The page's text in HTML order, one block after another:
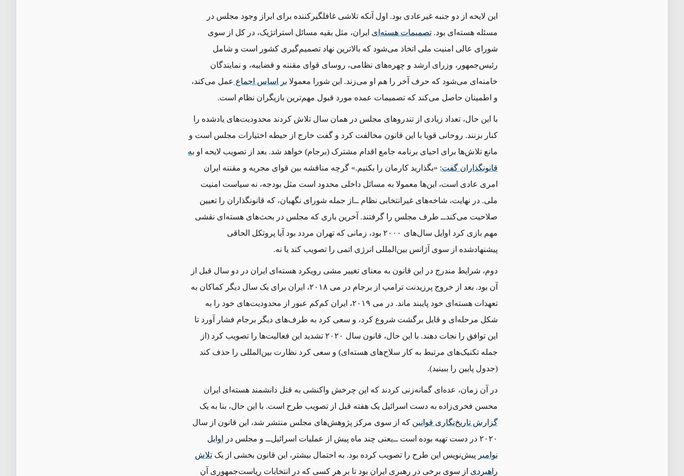
این لایحه از دو جنبه غیرعادی بود. اول آنکه تلاشی غافلگیرکننده برای ابراز وجود مجلس در
مسئله هسته‌ای بود.تصمیمات هسته‌ای ایران، مثل بقیه مسائل استراتژیک، در کل از سوی
شورای عالی امنیت ملی اتخاذ می‌شود که بالاترین نهاد تصمیم‌گیری کشور است و شامل
رئیس‌جمهور، وزرای ارشد و چهره‌های نظامی، روسای قوای مقننه و قضاییه، و نمایندگان
خامنه‌ای می‌شود که حرف آخر را هم او می‌زند. این شورا معمولا بر اساس اجماع عمل می‌کند،
و اطمینان حاصل می‌کند که تصمیمات عمده مورد قبول مهم‌ترین بازیگران نظام است.
با این ‌حال، تعداد زیادی از تندروهای مجلس در همان سال تلاش کردند محدودیت‌های یادشده را
کنار بزنند. روحانی قویا با این قانون مخالفت کرد و گفت خارج از حیطه اختیارات مجلس است و
مانع تلاش‌ها برای احیای برنامه جامع اقدام مشترک (برجام) خواهد شد. بعد از تصویب لایحه او به
قانونگذاران گفت: «بگذارید کارمان را بکنیم.» گرچه مناقشه بین قوای مجریه و مقننه ایران
امری عادی است، این‌ها معمولا به مسائل داخلی محدود است مثل بودجه‌، نه سیاست امنیت
ملی. در نهایت، شاخه‌های غیرانتخابی نظام ‌ــ‌از جمله شورای نگهبان، که قانونگذاران را تعیین
صلاحیت می‌کند‌ــ‌ طرف مجلس را گرفتند. آخرین باری که مجلس در بحث‌های هسته‌ای نقشی
مهم بازی کرد اوایل سال‌های ۲۰۰۰ بود، زمانی که تهران مردد بود آیا پروتکل الحاقی
پیشنهادشده از سوی آژانس بین‌المللی انرژی اتمی را تصویب کند یا نه.
دوم، شرایط مندرج در این قانون به معنای تغییر مشی رویکرد هسته‌ای ایران در دو سال قبل از
آن بود. بعد از خروج پرزیدنت ترامپ از برجام در می ۲۰۱۸، ایران برای یک سال دیگر کماکان به
تعهدات هسته‌ای خود پایبند ماند. در می ۲۰۱۹، ایران کم‌کم عبور از محدودیت‌های خود را به
شکل مرحله‌ای و قابل برگشت شروع کرد، و سعی کرد به طرف‌های دیگر برجام فشار آورد تا
این توافق را نجات دهند. با این حال، قانون سال ۲۰۲۰ تشدید این فعالیت‌ها را تصویب کرد (از
جمله تکنیک‌های مرتبط به کار سلاح‌های هسته‌ای) و سعی کرد نظارت بین‌المللی را حذف کند
(جدول پایین را ببینید).
در آن زمان، عده‌ای گمانه‌زنی کردند که این چرخش واکنشی به قتل دانشمند هسته‌ای ایران
محسن فخری‌زاده به دست اسرائیل یک هفته قبل از تصویب طرح است. با این حال، بنا به یک
گزارش تاریخ‌نگاری قوانین که از سوی مرکز پژوهش‌های مجلس منتشر شد، این قانون از سال
۲۰۲۰ در دست تهیه بوده است ‌ــ‌یعنی چند ماه پیش از عملیات اسرائیل‌ــ‌ و مجلس در
اوایل
نوامبر پیش‌نویس این طرح را تصویب کرده بود. به احتمال بیشتر، این قانون بخشی از یکتلاش
راهبردی از سوی برخی در رهبری ایران بود تا بر هر کسی که در انتخابات ریاست‌جمهوری آن